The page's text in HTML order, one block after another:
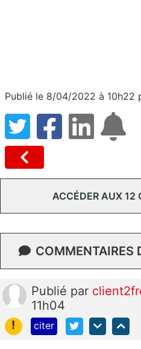
Publié le 8/04/2022 à 10h22
ACCÉDER AUX 12
COMMENTAIRES
Publié par
11h04
!
citer